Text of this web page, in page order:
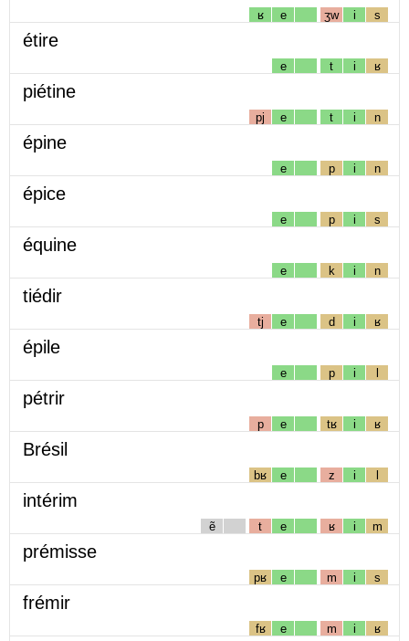
ʁ e ʒw i s
étire
e t i ʁ
piétine
pj e t i n
épine
e p i n
épice
e p i s
équine
e k i n
tiédir
tj e d i ʁ
épile
e p i l
pétrir
p e tʁ i ʁ
Brésil
bʁ e z i l
intérim
ẽ t e ʁ i m
prémisse
pʁ e m i s
frémir
fʁ e m i ʁ